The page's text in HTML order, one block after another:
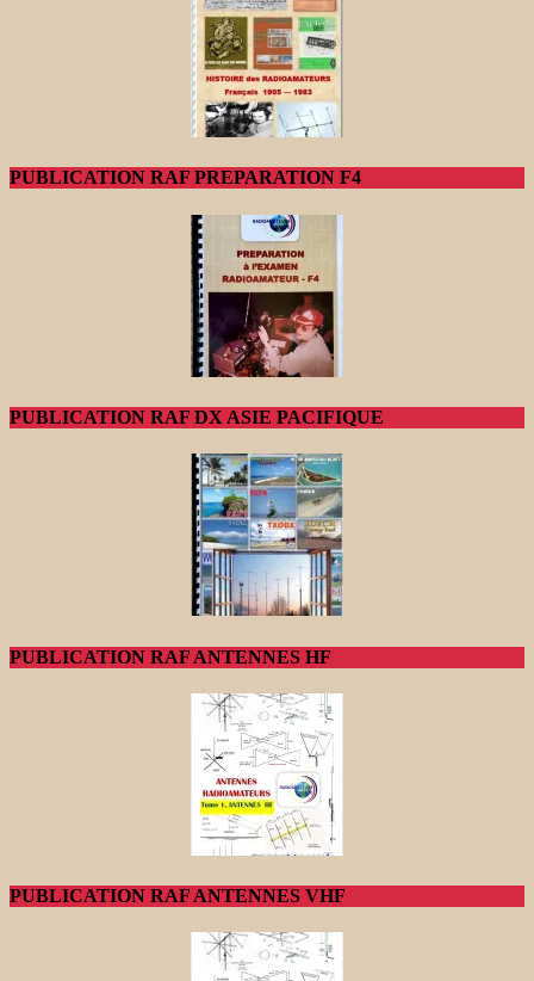
PUBLICATION RAF PREPARATION F4
PUBLICATION RAF DX ASIE PACIFIQUE
PUBLICATION RAF ANTENNES HF
PUBLICATION RAF ANTENNES VHF